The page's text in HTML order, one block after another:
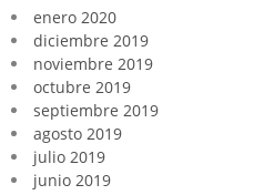
enero 2020
diciembre 2019
noviembre 2019
octubre 2019
septiembre 2019
agosto 2019
julio 2019
junio 2019